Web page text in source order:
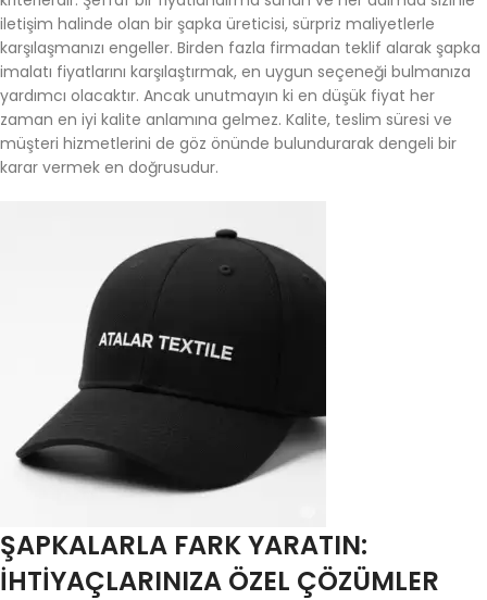
iletişim halinde olan bir şapka üreticisi, sürpriz maliyetlerle
karşılaşmanızı engeller. Birden fazla firmadan teklif alarak şapka
imalatı fiyatlarını karşılaştırmak, en uygun seçeneği bulmanıza
yardımcı olacaktır. Ancak unutmayın ki en düşük fiyat her
zaman en iyi kalite anlamına gelmez. Kalite, teslim süresi ve
müşteri hizmetlerini de göz önünde bulundurarak dengeli bir
karar vermek en doğrusudur.
ŞAPKALARLA FARK YARATIN:
İHTIYAÇLARINIZA ÖZEL ÇÖZÜMLER